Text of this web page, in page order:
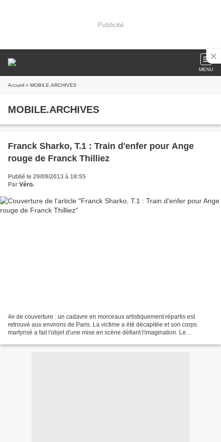
Publicité
MENU
Accueil » MOBILE.ARCHIVES
MOBILE.ARCHIVES
Franck Sharko, T.1 : Train d'enfer pour Ange
rouge de Franck Thilliez
Publié le 29/09/2013 à 18:55
Par Véro.
4e de couverture : un cadavre en morceaux artistiquement répartis est
retrouvé aux environs de Paris. La victime a été décapitée et son corps
martyrisé a fait l'objet d'une mise en scène défiant l'imagination. Le